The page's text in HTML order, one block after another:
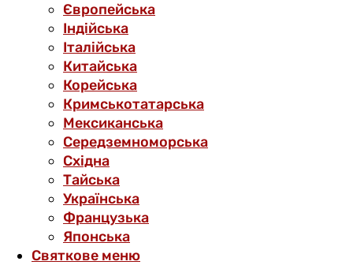
Європейська
Індійська
Італійська
Китайська
Корейська
Кримськотатарська
Мексиканська
Середземноморська
Східна
Тайська
Українська
Французька
Японська
Святкове меню